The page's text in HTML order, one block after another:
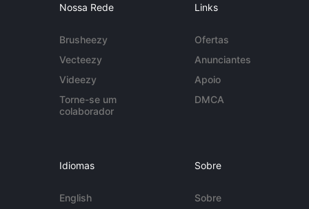
Nossa Rede
Brusheezy
Vecteezy
Videezy
Torne-se um
colaborador
Links
Ofertas
Anunciantes
Apoio
DMCA
Idiomas
English
Sobre
Sobre